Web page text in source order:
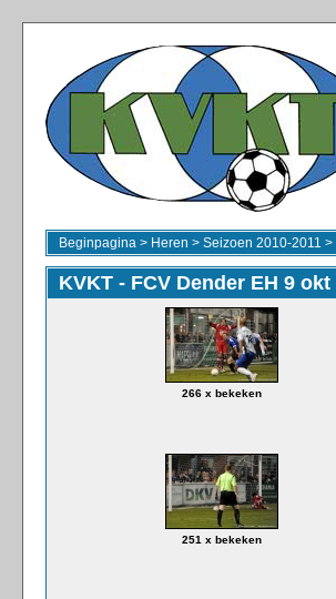
Beginpagina > Heren > Seizoen 2010-2011 >
KVKT - FCV Dender EH 9 okt
266 x bekeken
251 x bekeken